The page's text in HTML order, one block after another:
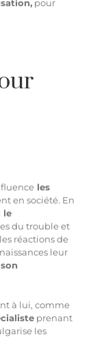
pour
les
en société. En
le
du trouble et
réactions de
leur
à lui, comme
prenant
les